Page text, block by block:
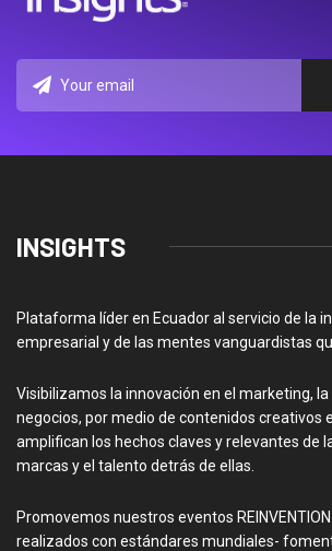
INSIGHTS
Plataforma líder en Ecuador al servicio de la
empresarial y de las mentes vanguardistas
Visibilizamos la innovación en el marketing,
negocios, por medio de contenidos creativos
amplifican los hechos claves y relevantes de
marcas y el talento detrás de ellas.
Promovemos nuestros eventos
realizados con estándares mundiales-